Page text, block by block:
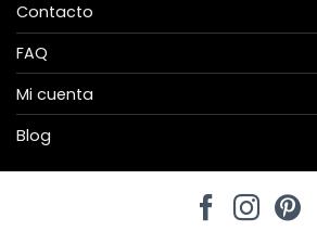
Contacto
FAQ
Mi cuenta
Blog